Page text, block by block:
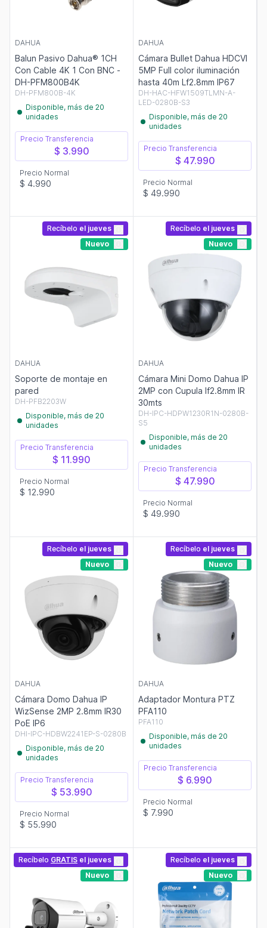
DAHUA
Balun Pasivo Dahua® 1CH
Con Cable 4K 1 Con BNC -
DH-PFM800B4K
DH-PFM800B-4K
Disponible, más de 20
unidades
Precio Transferencia
$ 3.990
Precio Normal
$ 4.990
DAHUA
Cámara Bullet Dahua HDCVI
5MP Full color iluminación
hasta 40m Lf2.8mm IP67
DH-HAC-HFW1509TLMN-A-
LED-0280B-S3
Disponible, más de 20
unidades
Precio Transferencia
$ 47.990
Precio Normal
$ 49.990
Recíbelo el jueves
Nuevo
DAHUA
Soporte de montaje en
pared
DH-PFB2203W
Disponible, más de 20
unidades
Precio Transferencia
$ 11.990
Precio Normal
$ 12.990
Recíbelo el jueves
Nuevo
DAHUA
Cámara Mini Domo Dahua IP
2MP con Cupula lf2.8mm IR
30mts
DH-IPC-HDPW1230R1N-0280B-
S5
Disponible, más de 20
unidades
Precio Transferencia
$ 47.990
Precio Normal
$ 49.990
Recíbelo el jueves
Nuevo
DAHUA
Cámara Domo Dahua IP
WizSense 2MP 2.8mm IR30
PoE IP6
DHI-IPC-HDBW2241EP-S-0280B
Disponible, más de 20
unidades
Precio Transferencia
$ 53.990
Precio Normal
$ 55.990
Recíbelo el jueves
Nuevo
DAHUA
Adaptador Montura PTZ
PFA110
PFA110
Disponible, más de 20
unidades
Precio Transferencia
$ 6.990
Precio Normal
$ 7.990
Recíbelo GRATIS el jueves
Nuevo
Recíbelo el jueves
Nuevo